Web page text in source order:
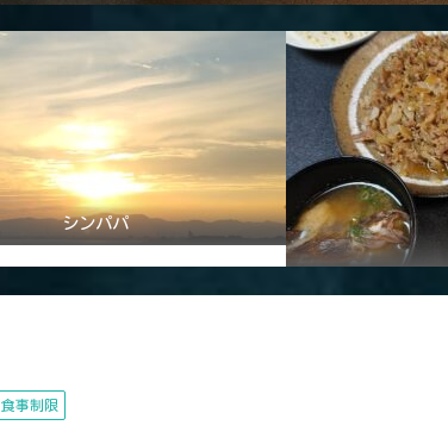
シンパパ
食事制限